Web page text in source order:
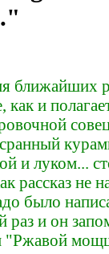
ближайших
как и
и луком...
рассказ не
было
раз и он
"Ржавой